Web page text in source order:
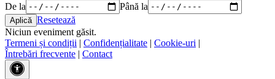
De la
Până la
Resetează
Niciun eveniment găsit.
Termeni și condiții | Confidențialitate | Cookie-uri |
Întrebări frecvente | Contact